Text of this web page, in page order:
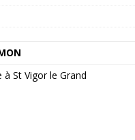
St Vigor le Grand